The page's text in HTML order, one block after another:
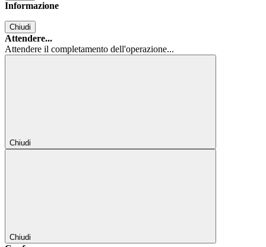
Informazione
Chiudi
Attendere...
Attendere il completamento dell'operazione...
Chiudi
Chiudi